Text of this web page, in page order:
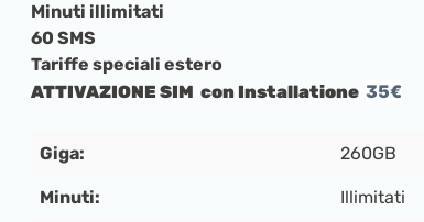
Minuti illimitati
60 SMS
Tariffe speciali estero
ATTIVAZIONE SIM con Installatione 35€
Giga: 260GB
Minuti: Illimitati